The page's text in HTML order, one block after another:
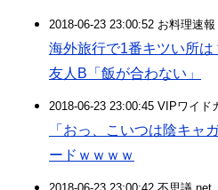
2018-06-23 23:00:52 お料理速報
海外旅行で1番キツい所は
友人B「飯が合わない」
2018-06-23 23:00:45 VIPワイド
「おっ、こいつは陰キャ
ードｗｗｗｗ